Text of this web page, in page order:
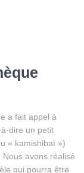
a fait appel à
dire un petit
« kamishibaï »)
avons réalisé
qui pourra être